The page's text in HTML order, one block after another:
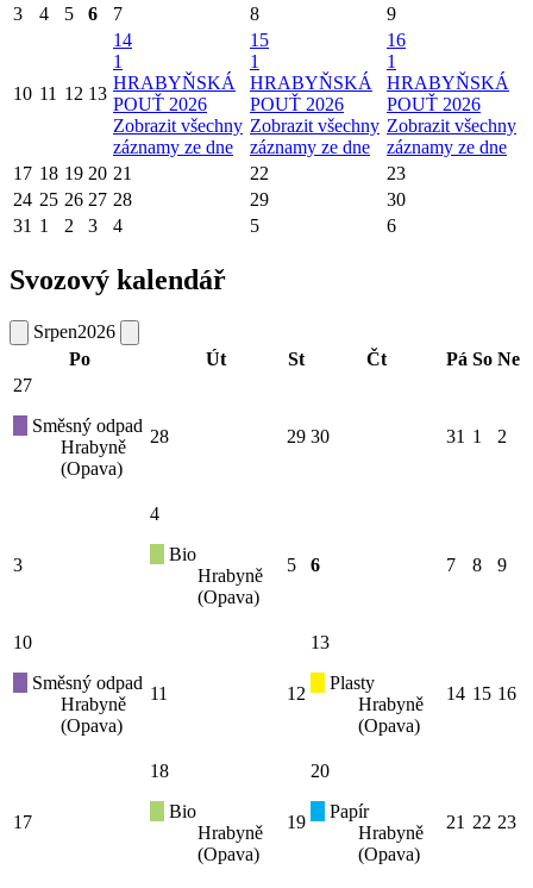
3
4 5 6 7 8 9
10 11 12 13
14
1
HRABYŇSKÁ
POUŤ 2026
Zobrazit všechny
záznamy ze dne
15
1
HRABYŇSKÁ
POUŤ 2026
Zobrazit všechny
záznamy ze dne
16
1
HRABYŇSKÁ
POUŤ 2026
Zobrazit všechny
záznamy ze dne
17 18 19 20 21 22
23
24 25 26 27 28 29
30
31 1 2 3 4 5 6
Svozový kalendář
Srpen2026
Po
Út St Čt Pá So Ne
27
Směsný odpad
Hrabyně
(Opava)
28 29 30 31 1 2
3
4
Bio
Hrabyně
(Opava)
5 6 7 8 9
10
Směsný odpad
Hrabyně
(Opava)
11 12
13
Plasty
Hrabyně
(Opava)
14 15 16
17
18
Bio
Hrabyně
(Opava)
19
20
Papír
Hrabyně
(Opava)
21 22 23